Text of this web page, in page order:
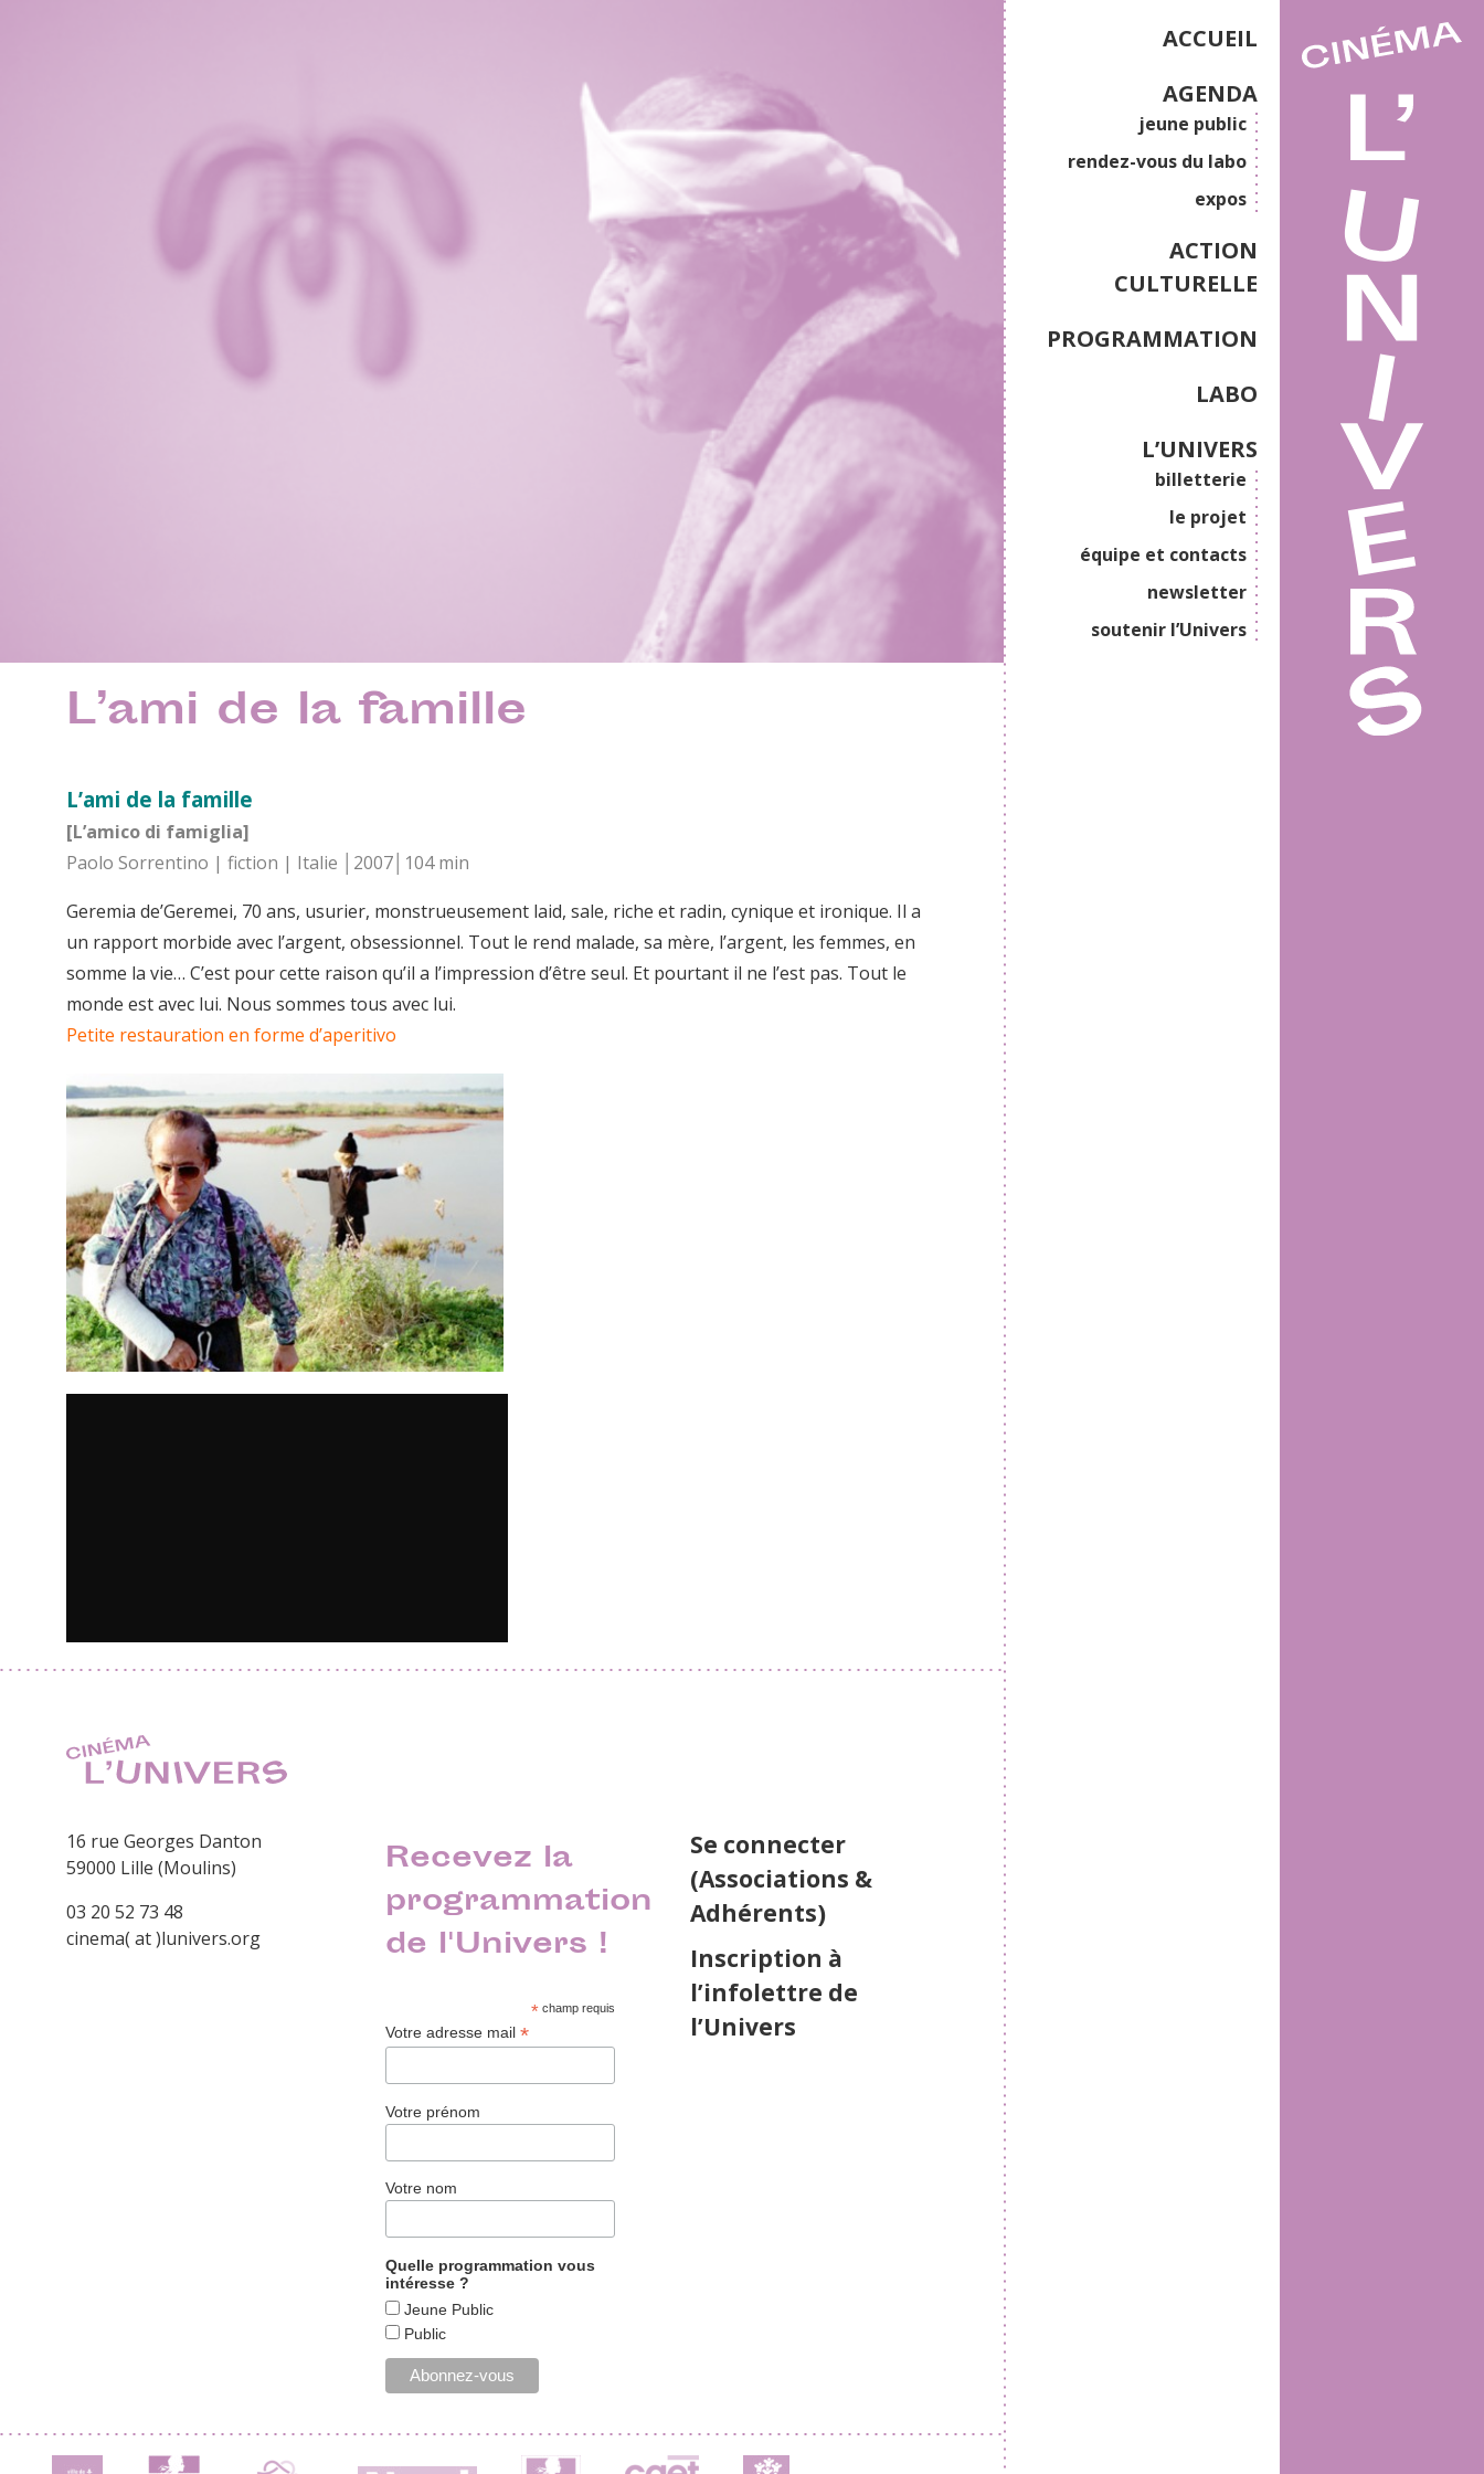
ACCUEIL
AGENDA
jeune public
rendez-vous du labo
expos
ACTION
CULTURELLE
PROGRAMMATION
LABO
L’UNIVERS
billetterie
le projet
équipe et contacts
newsletter
soutenir l’Univers
L’ami de la famille
L’ami de la famille
[L’amico di famiglia]
Paolo Sorrentino | fiction | Italie │2007│104 min
Geremia de’Geremei, 70 ans, usurier, monstrueusement laid, sale, riche et radin, cynique et ironique. Il a
un rapport morbide avec l’argent, obsessionnel. Tout le rend malade, sa mère, l’argent, les femmes, en
somme la vie… C’est pour cette raison qu’il a l’impression d’être seul. Et pourtant il ne l’est pas. Tout le
monde est avec lui. Nous sommes tous avec lui.
Petite restauration en forme d’aperitivo
16 rue Georges Danton
59000 Lille (Moulins)
03 20 52 73 48
cinema( at )lunivers.org
Recevez la
programmation
de l'Univers !
*champ requis
Votre adresse mail*
Votre prénom
Votre nom
Quelle programmation vous
intéresse ?
Jeune Public
Public
Se connecter
(Associations &
Adhérents)
Inscription à
l’infolettre de
l’Univers